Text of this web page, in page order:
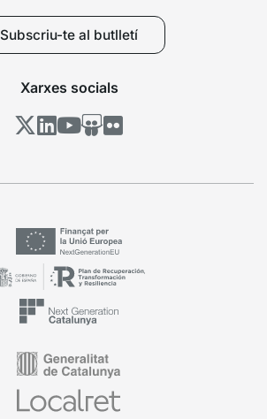
Subscriu-te al butlletí
Xarxes socials